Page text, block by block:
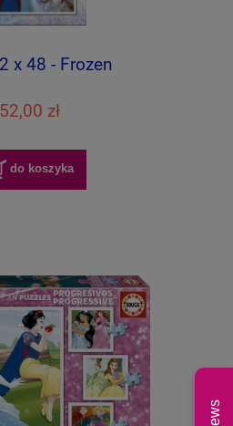
x 48 - Frozen
52,00 zł
do koszyka
News